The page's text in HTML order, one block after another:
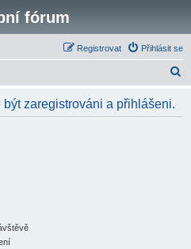
fórum
Přihlásit se
Registrovat
zaregistrováni a přihlášeni.